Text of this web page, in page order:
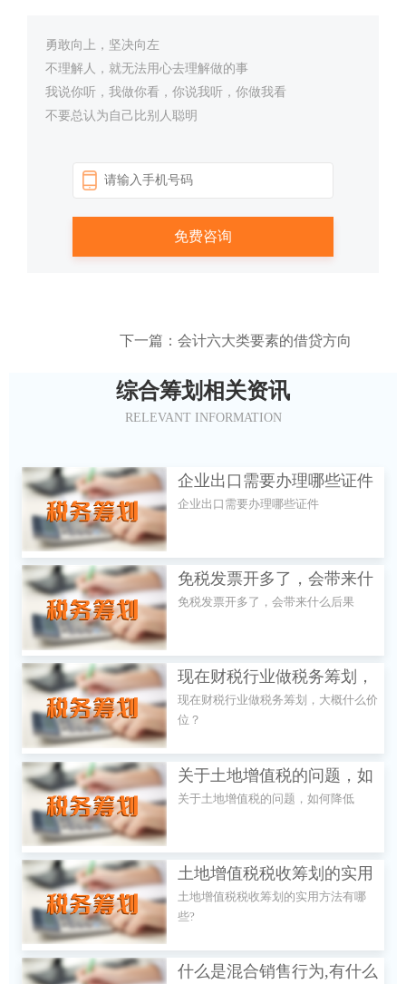
勇敢向上，坚决向左
不理解人，就无法用心去理解做的事
我说你听，我做你看，你说我听，你做我看
不要总认为自己比别人聪明
下一篇：会计六大类要素的借贷方向
综合筹划相关资讯
RELEVANT INFORMATION
企业出口需要办理哪些证件
企业出口需要办理哪些证件
免税发票开多了，会带来什
么后果
免税发票开多了，会带来什么后果
现在财税行业做税务筹划，
大概什么价位？
现在财税行业做税务筹划，大概什么价
位？
关于土地增值税的问题，如
何降低
关于土地增值税的问题，如何降低
土地增值税税收筹划的实用
方法有哪些?
土地增值税税收筹划的实用方法有哪
些?
什么是混合销售行为,有什么